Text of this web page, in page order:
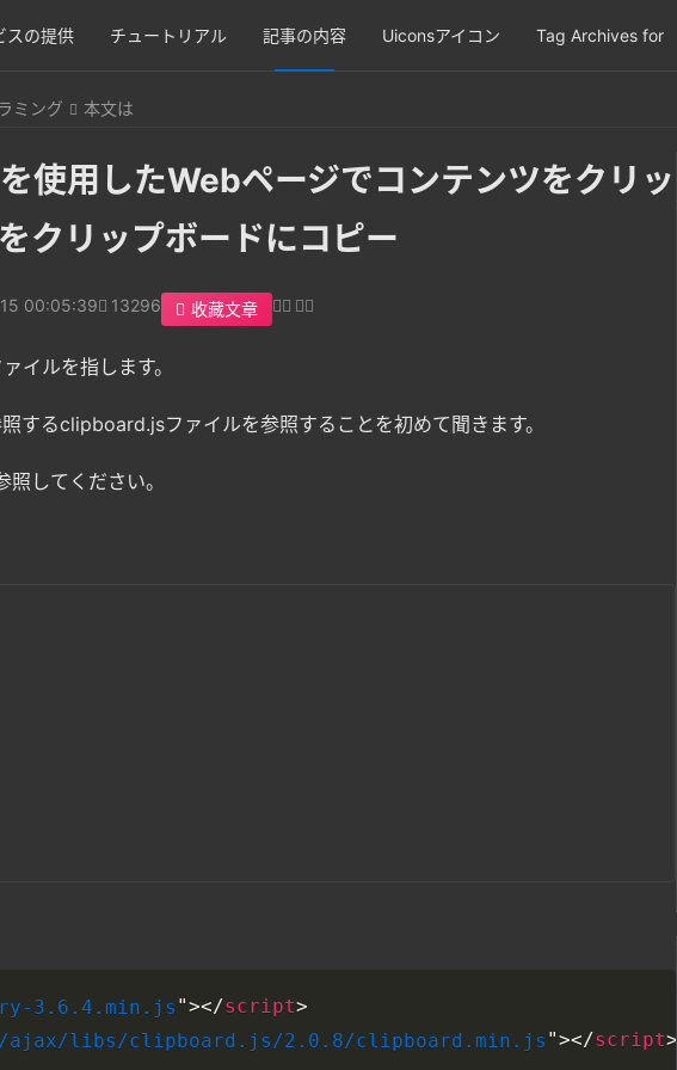
スの提供 チュートリアル 記事の内容 Uiconsアイコン Tag Archives for
ミング 本文は
用したWebページでコンテンツをクリッ
クリップボードにコピー
00:05:39 13296 收藏文章
イルを指します。
るclipboard.jsファイルを参照することを初めて聞きます。
してください。
3.6.4.min.js "></script>
ajax/libs/clipboard.js/2.0.8/clipboard.min.js "></script>